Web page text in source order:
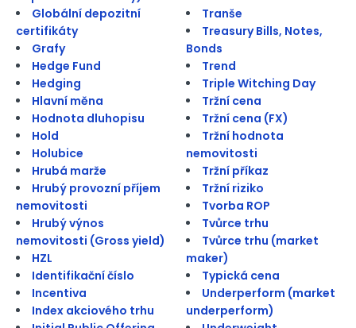
Globální depozitní
certifikáty
Grafy
Hedge Fund
Hedging
Hlavní měna
Hodnota dluhopisu
Hold
Holubice
Hrubá marže
Hrubý provozní příjem
nemovitosti
Hrubý výnos
nemovitosti (Gross yield)
HZL
Identifikační číslo
Incentiva
Index akciového trhu
Tranše
Treasury Bills, Notes,
Bonds
Trend
Triple Witching Day
Tržní cena
Tržní cena (FX)
Tržní hodnota
nemovitosti
Tržní příkaz
Tržní riziko
Tvorba ROP
Tvůrce trhu
Tvůrce trhu (market
maker)
Typická cena
Underperform (market
underperform)